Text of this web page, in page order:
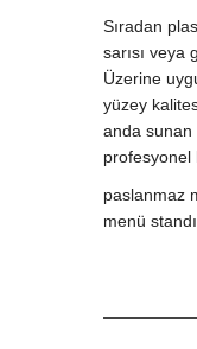
Sıradan
sarısı veya
Üzerine
yüzey
anda sunan
profesyonel
paslanmaz
menü standı